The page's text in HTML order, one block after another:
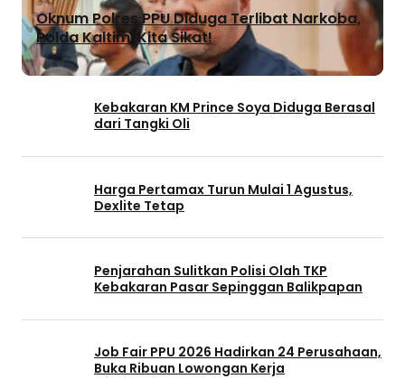
Oknum Polres PPU Diduga Terlibat Narkoba,
Polda Kaltim: Kita Sikat!
Kebakaran KM Prince Soya Diduga Berasal
dari Tangki Oli
Harga Pertamax Turun Mulai 1 Agustus,
Dexlite Tetap
Penjarahan Sulitkan Polisi Olah TKP
Kebakaran Pasar Sepinggan Balikpapan
Job Fair PPU 2026 Hadirkan 24 Perusahaan,
Buka Ribuan Lowongan Kerja